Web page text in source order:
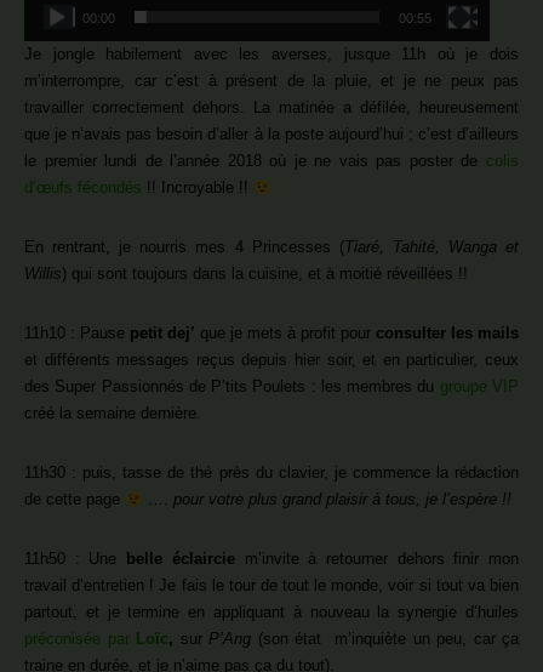
00:00 00:55
Je jongle habilement avec les averses, jusque 11h où je dois
m’interrompre, car c’est à présent de la pluie, et je ne peux pas
travailler correctement dehors. La matinée a défilée, heureusement
que je n’avais pas besoin d’aller à la poste aujourd’hui ; c’est d’ailleurs
le premier lundi de l’année 2018 où je ne vais pas poster de colis
d’œufs fécondés !! Incroyable !!
En rentrant, je nourris mes 4 Princesses (Tiaré, Tahité, Wanga et
Willis) qui sont toujours dans la cuisine, et à moitié réveillées !!
11h10 : Pause petit dej’ que je mets à profit pour consulter les mails
et différents messages reçus depuis hier soir, et en particulier, ceux
des Super Passionnés de P’tits Poulets : les membres du groupe VIP
créé la semaine dernière.
11h30 : puis, tasse de thé près du clavier, je commence la rédaction
de cette page
…. pour votre plus grand plaisir à tous, je l’espère !!
11h50 : Une belle éclairciem’invite à retourner dehors finir mon
travail d’entretien ! Je fais le tour de tout le monde, voir si tout va bien
partout, et je termine en appliquant à nouveau la synergie d’huiles
préconisée par Loïc, sur P’Ang (son état m’inquiète un peu, car ça
traine en durée, et je n’aime pas ça du tout).